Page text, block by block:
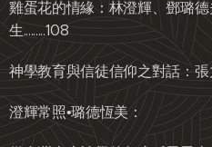
雞蛋花的情緣：林澄輝、鄧璐
生.........108
神學教育與信徒信仰之對話：張
澄輝常照•璐德恆美：